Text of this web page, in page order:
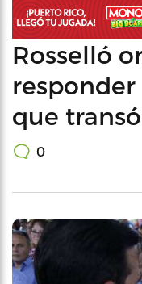
Rosselló
que
0